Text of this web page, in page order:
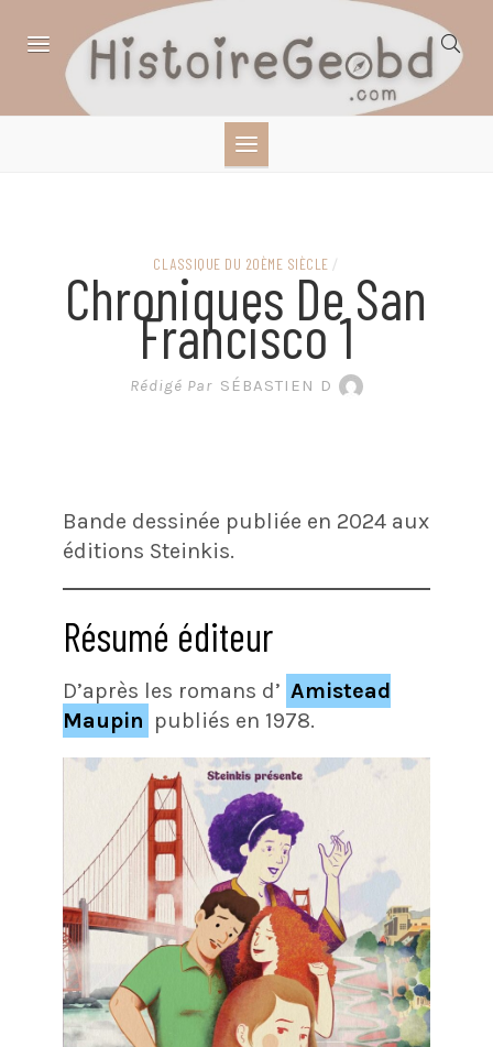
SCIENCES,
LITTÉRATURE EN
BANDE DESSINÉE
CLASSIQUE DU 20ÈME SIÈCLE /
Chroniques De San
Francisco 1
Rédigé Par SÉBASTIEN D
Bande dessinée publiée en 2024 aux
éditions Steinkis.
Résumé éditeur
D’après les romans d’ Amistead
Maupin publiés en 1978.